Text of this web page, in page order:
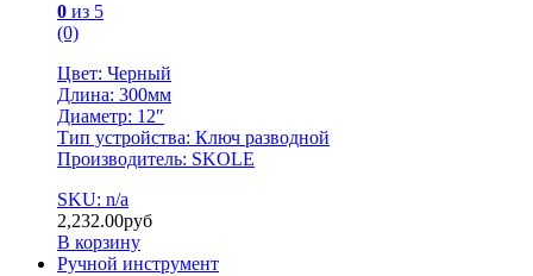
0 из 5
(0)
Цвет: Черный
Длина: 300мм
Диаметр: 12″
Тип устройства: Ключ разводной
Производитель: SKOLE
SKU: n/a
2,232.00руб
В корзину
Ручной инструмент